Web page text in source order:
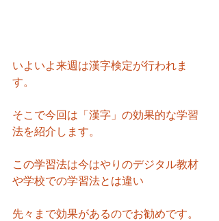
いよいよ来週は漢字検定が行われま
す。
そこで今回は「漢字」の効果的な学習
法を紹介します。
この学習法は今はやりのデジタル教材
や学校での学習法とは違い
先々まで効果があるのでお勧めです。